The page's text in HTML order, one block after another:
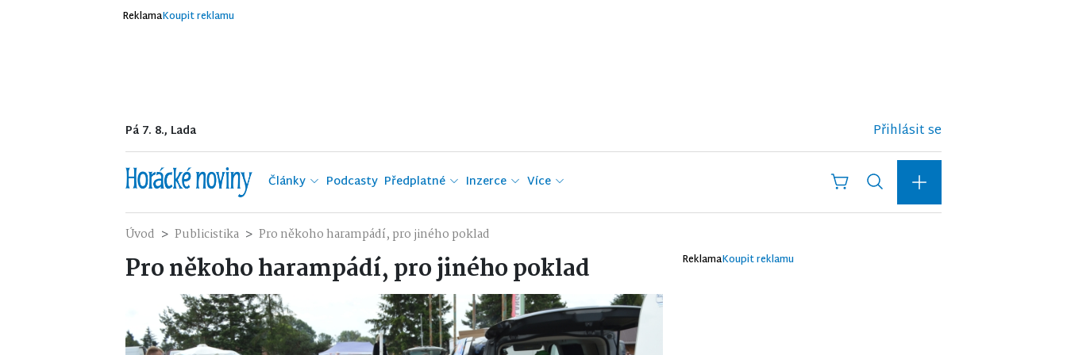
ReklamaKoupit reklamu
Pá 7. 8., Lada Přihlásit se
Články Podcasty Předplatné Inzerce Více
Úvod Publicistika Pro někoho harampádí, pro jiného poklad
Pro někoho harampádí, pro jiného poklad ReklamaKoupit reklamu